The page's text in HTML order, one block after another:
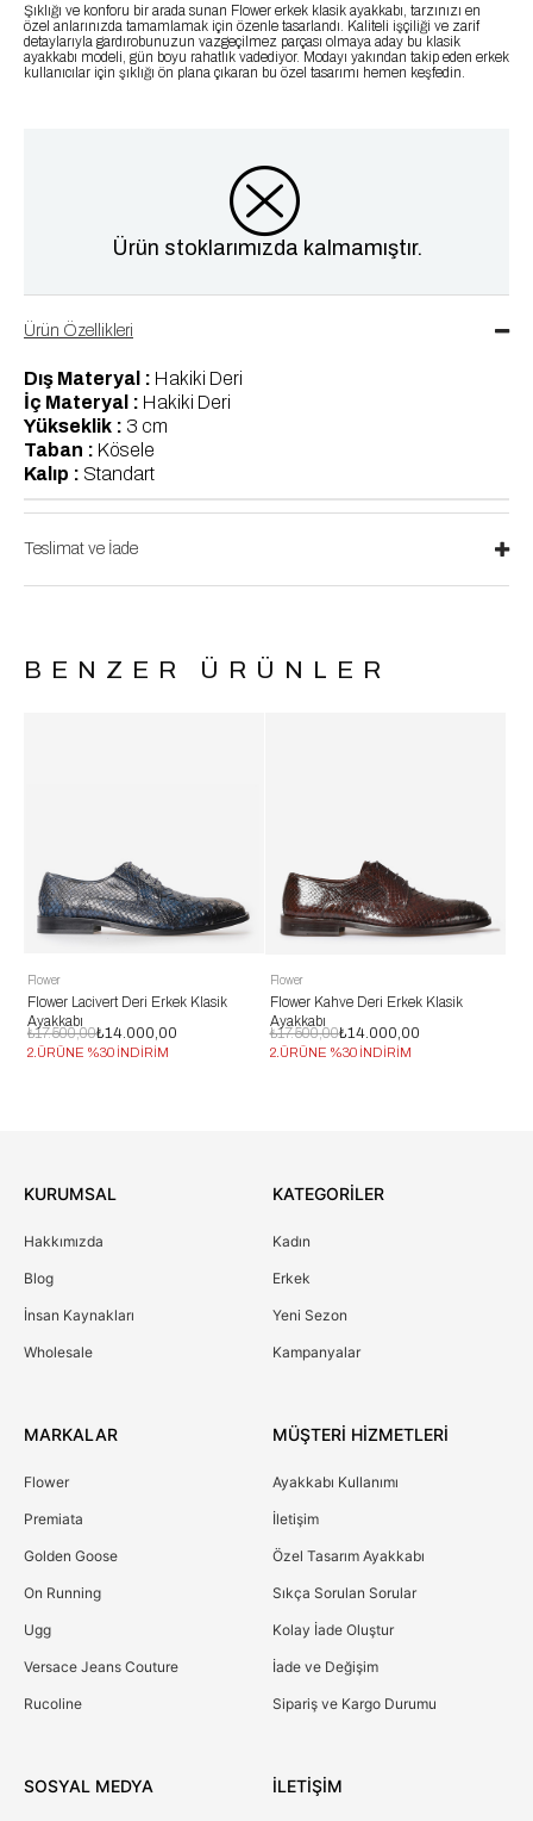
Şıklığı ve konforu bir arada sunan Flower erkek klasik ayakkabı, tarzınızı en
özel anlarınızda tamamlamak için özenle tasarlandı. Kaliteli işçiliği ve zarif
detaylarıyla gardırobunuzun vazgeçilmez parçası olmaya aday bu klasik
ayakkabı modeli, gün boyu rahatlık vadediyor. Modayı yakından takip eden erkek
kullanıcılar için şıklığı ön plana çıkaran bu özel tasarımı hemen keşfedin.
Ürün stoklarımızda kalmamıştır.
Ürün Özellikleri
Dış Materyal : Hakiki Deri
İç Materyal : Hakiki Deri
Yükseklik : 3 cm
Taban : Kösele
Kalıp : Standart
Teslimat ve İade
BENZER ÜRÜNLER
Flower
Flower Lacivert Deri Erkek Klasik
Ayakkabı
₺14.000,00
₺17.500,00
2.ÜRÜNE %30 İNDİRİM
Flower
Flower Kahve Deri Erkek Klasik
Ayakkabı
₺14.000,00
₺17.500,00
2.ÜRÜNE %30 İNDİRİM
KURUMSAL
Hakkımızda
Blog
İnsan Kaynakları
Wholesale
KATEGORİLER
Kadın
Erkek
Yeni Sezon
Kampanyalar
MARKALAR
Flower
Premiata
Golden Goose
On Running
Ugg
Versace Jeans Couture
Rucoline
MÜŞTERİ HİZMETLERİ
Ayakkabı Kullanımı
İletişim
Özel Tasarım Ayakkabı
Sıkça Sorulan Sorular
Kolay İade Oluştur
İade ve Değişim
Sipariş ve Kargo Durumu
SOSYAL MEDYA İLETİŞİM